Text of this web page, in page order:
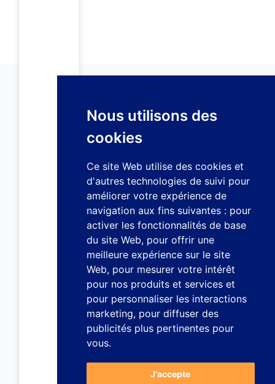
Nous utilisons des
cookies
Ce site Web utilise des cookies et
d'autres technologies de suivi pour
améliorer votre expérience de
navigation aux fins suivantes : pour
activer les fonctionnalités de base
du site Web, pour offrir une
meilleure expérience sur le site
Web, pour mesurer votre intérêt
pour nos produits et services et
pour personnaliser les interactions
marketing, pour diffuser des
publicités plus pertinentes pour
vous.
J'accepte